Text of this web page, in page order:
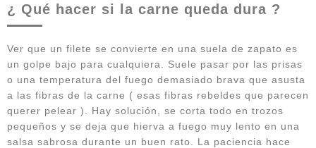
¿ Qué hacer si la carne queda dura ?
Ver que un filete se convierte en una suela de zapato es
un golpe bajo para cualquiera. Suele pasar por las prisas
o una temperatura del fuego demasiado brava que asusta
a las fibras de la carne ( esas fibras rebeldes que parecen
querer pelear ). Hay solución, se corta todo en trozos
pequeños y se deja que hierva a fuego muy lento en una
salsa sabrosa durante un buen rato. La paciencia hace